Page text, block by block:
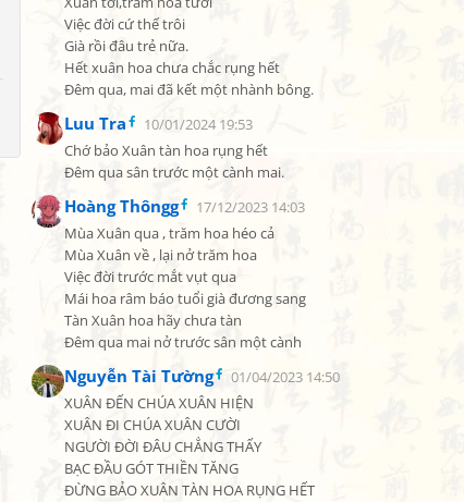
Việc đời cứ thế trôi
Già rồi đâu trẻ nữa.
Hết xuân hoa chưa chắc rụng hết
Đêm qua, mai đã kết một nhành bông.
Luu Tra
10/01/2024 19:53
Chớ bảo Xuân tàn hoa rụng hết
Đêm qua sân trước một cành mai.
Hoàng Thôngg
17/12/2023 14:03
Mùa Xuân qua , trăm hoa héo cả
Mùa Xuân về , lại nở trăm hoa
Việc đời trước mắt vụt qua
Mái hoa râm báo tuổi già đương sang
Tàn Xuân hoa hãy chưa tàn
Đêm qua mai nở trước sân một cành
Nguyễn Tài Tường
01/04/2023 14:50
XUÂN ĐẾN CHÚA XUÂN HIỆN
XUÂN ĐI CHÚA XUÂN CƯỜI
NGƯỜI ĐỜI ĐÂU CHẲNG THẤY
BẠC ĐẦU GÓT THIỀN TĂNG
ĐỪNG BẢO XUÂN TÀN HOA RỤNG HẾT